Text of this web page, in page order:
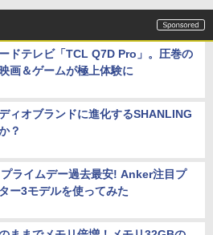
ドテレビ「TCL Q7D Pro」。圧巻の
画＆ゲームが極上体験に
ィオブランドに進化するSHANLING
？
ライムデー過去最安! Anker注目プ
ー3モデルを使ってみた